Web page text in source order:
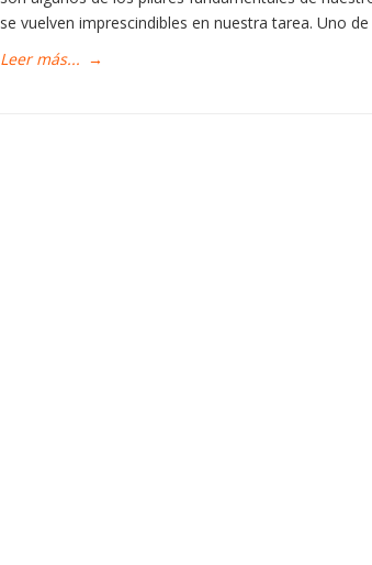
se vuelven imprescindibles en nuestra tarea. Uno
Leer más... →